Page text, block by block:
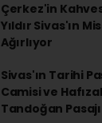
Çerkez'in
Yıldır Sivas'ın
Ağırlıyor
Sivas'ın Tarihi
Camisi ve
Tandoğan Pasajı